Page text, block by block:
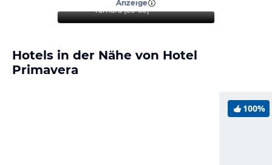
Anzeige
Tamara (56-60)
Hotels in der Nähe von Hotel
Primavera
100%